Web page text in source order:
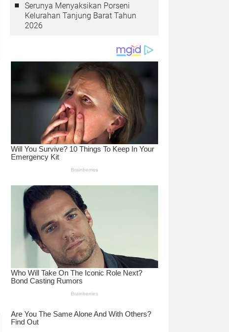
Serunya Menyaksikan Porseni
Kelurahan Tanjung Barat Tahun
2026